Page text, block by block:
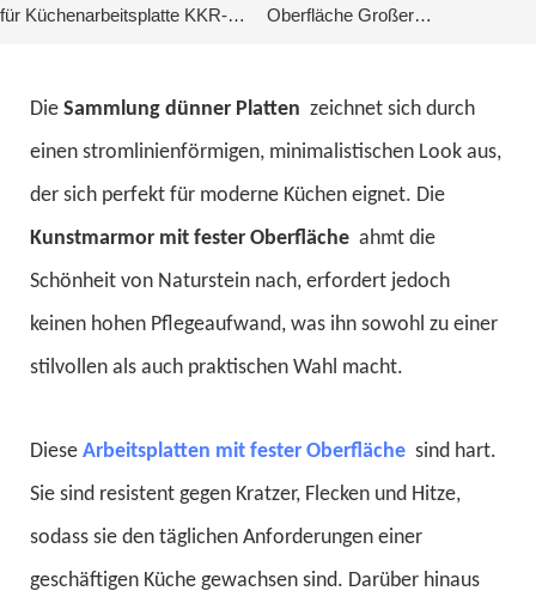
für Küchenarbeitsplatte KKR-
Oberfläche Großer
Die Sammlung dünner Platten zeichnet sich durch
einen stromlinienförmigen, minimalistischen Look aus,
der sich perfekt für moderne Küchen eignet. Die
Kunstmarmor mit fester Oberfläche ahmt die
Schönheit von Naturstein nach, erfordert jedoch
keinen hohen Pflegeaufwand, was ihn sowohl zu einer
stilvollen als auch praktischen Wahl macht.
Diese Arbeitsplatten mit fester Oberfläche sind hart.
Sie sind resistent gegen Kratzer, Flecken und Hitze,
sodass sie den täglichen Anforderungen einer
geschäftigen Küche gewachsen sind. Darüber hinaus